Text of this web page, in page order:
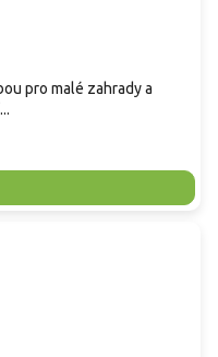
pro malé zahrady a